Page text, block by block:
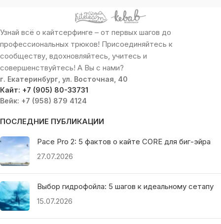
Узнай всё о кайтсерфинге – от первых шагов до
профессиональных трюков! Присоединяйтесь к
сообществу, вдохновляйтесь, учитесь и
совершенствуйтесь! А Вы с нами?
г. Екатеринбург, ул. Восточная, 40
Кайт: +7 (905) 80-33731
Вейк: +7 (958) 879 4124
ПОСЛЕДНИЕ ПУБЛИКАЦИИ
Pace Pro 2: 5 фактов о кайте CORE для биг-эйра
27.07.2026
Выбор гидрофойла: 5 шагов к идеальному сетапу
15.07.2026